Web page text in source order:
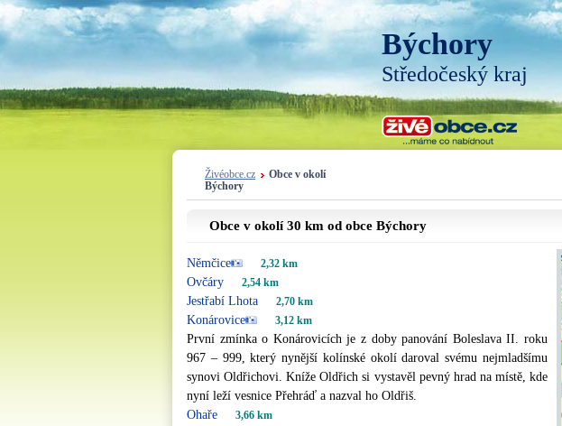
Býchory
Středočeský kraj
Živéobce.cz
Obce v okolí
Býchory
Obce v okolí 30 km od obce Býchory
Němčice 2,32 km
Ovčáry 2,54 km
Jestřabí Lhota 2,70 km
Konárovice 3,12 km
První zmínka o Konárovicích je z doby panování Boleslava II. roku
967 – 999, který nynější kolínské okolí daroval svému nejmladšímu
synovi Oldřichovi. Kníže Oldřich si vystavěl pevný hrad na místě, kde
nyní leží vesnice Přehráď a nazval ho Oldřiš.
Ohaře
3,66 km